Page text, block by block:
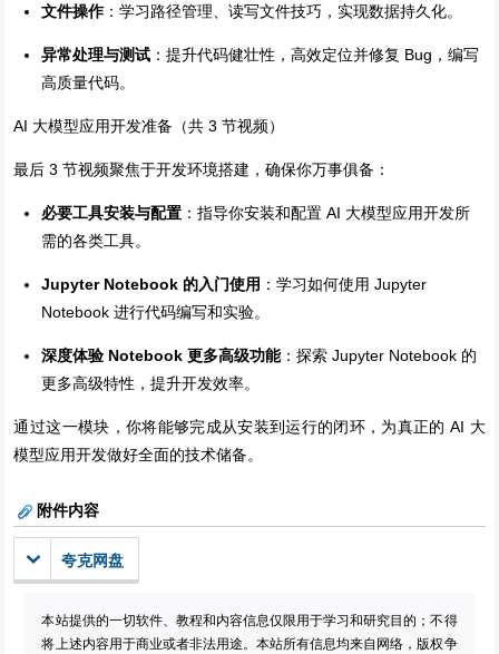
文件操作：学习路径管理、读写文件技巧，实现数据持久化。
异常处理与测试 ：提升代码健壮性，高效定位并修复 Bug，编写
高质量代码。
AI 大模型应用开发准备（共 3 节视频）
最后 3 节视频聚焦于开发环境搭建，确保你万事俱备：
必要工具安装与配置 ：指导你安装和配置 AI 大模型应用开发所
需的各类工具。
Jupyter Notebook 的入门使用 ：学习如何使用 Jupyter
Notebook 进行代码编写和实验。
深度体验 Notebook 更多高级功能：探索 Jupyter Notebook 的
更多高级特性，提升开发效率。
通过这一模块，你将能够完成从安装到运行的闭环，为真正的 AI 大
模型应用开发做好全面的技术储备。
附件内容
夸克网盘
本站提供的一切软件、教程和内容信息仅限用于学习和研究目的；不得
将上述内容用于商业或者非法用途。本站所有信息均来自网络，版权争